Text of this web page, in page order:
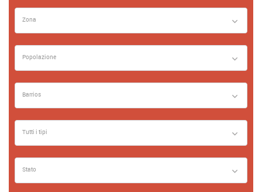
Zona
Popolazione
Barrios
Tutti i tipi
Stato